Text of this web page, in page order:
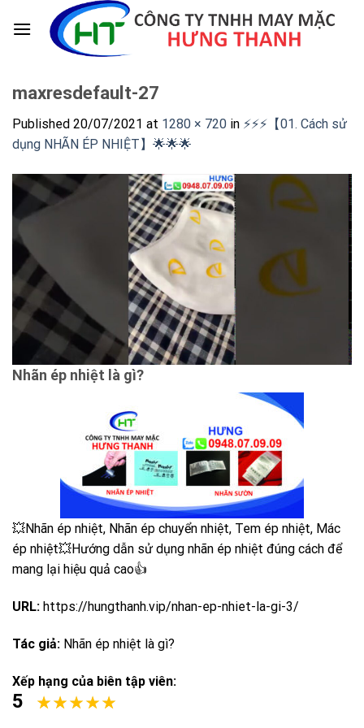
maxresdefault-27
Published 20/07/2021 at 1280 × 720 in ⚡️⚡️⚡️【01. Cách sử
dụng NHÃN ÉP NHIỆT】🌟🌟🌟
Nhãn ép nhiệt là gì?
💥Nhãn ép nhiệt, Nhãn ép chuyển nhiệt, Tem ép nhiệt, Mác
ép nhiệt💥Hướng dẫn sử dụng nhãn ép nhiệt đúng cách để
mang lại hiệu quả cao‪👍
URL: https://hungthanh.vip/nhan-ep-nhiet-la-gi-3/
Tác giả: Nhãn ép nhiệt là gì?
Xếp hạng của biên tập viên:
5